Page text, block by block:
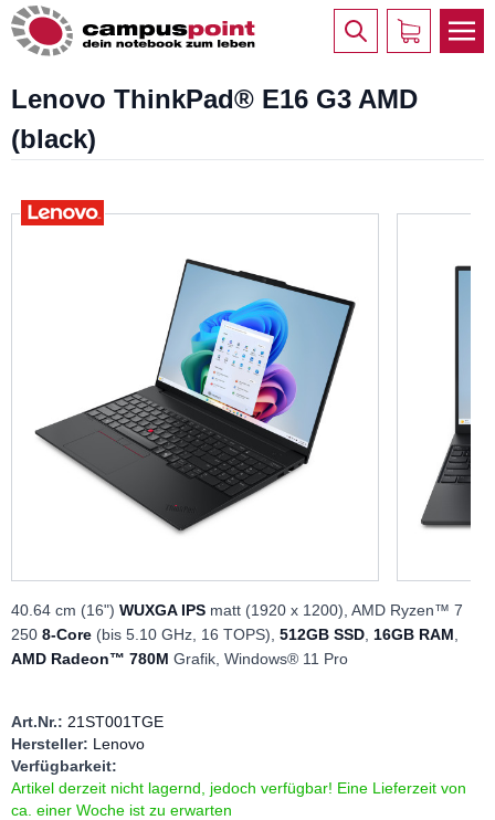
Lenovo ThinkPad® E16 G3 AMD
(black)
40.64 cm (16") WUXGA IPS matt (1920 x 1200), AMD Ryzen™ 7
250 8-Core (bis 5.10 GHz, 16 TOPS), 512GB SSD 16GB RAM
AMD Radeon™ 780M Grafik, Windows® 11 Pro
Art.Nr.: 21ST001TGE
Hersteller: Lenovo
Verfügbarkeit:
Artikel derzeit nicht lagernd, jedoch verfügbar! Eine Lieferzeit von
ca. einer Woche ist zu erwarten